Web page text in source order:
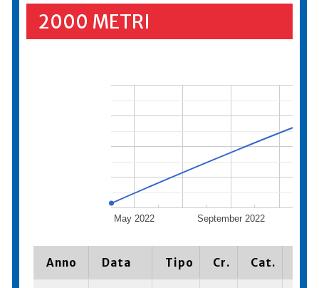
2000 METRI
May 2022 September 2022
Anno Data Tipo Cr. Cat.